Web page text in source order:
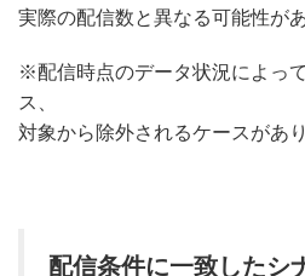
実際の配信数と異なる可能性があ
※配信時点のデータ状況によっ
ス、
対象から除外されるケースがあり
配信条件に一致したシ